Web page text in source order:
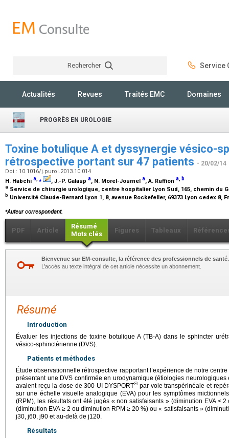
Rechercher Service
Actualités Revues Traités EMC Domaines
PROGRÈS EN UROLOGIE
Toxine botulique A et dyssynergie vésico-
rétrospective portant sur 47 patients - 20/02/14
Doi : 10.1016/j.purol.2013.10.014
H. Habchi a,⁎ , J.-P. Galaup a, N. Morel-Journel a, A. Ruffion a, b
a Service de chirurgie urologique, centre hospitalier Lyon Sud, 165, chemin du
b Université Claude-Bernard Lyon 1, 8, avenue Rockefeller, 69373 Lyon cedex 8,
⁎Auteur correspondant.
PDF Article
Résumé
Mots clés
Figures Tableaux
Bienvenue sur EM-consulte, la référence des professionnels de santé.
L’accès au texte intégral de cet article nécessite un abonnement.
Résumé
Introduction
Évaluer les injections de toxine botulique A (TB-A) dans le sphincter
vésico-sphinctérienne (DVS).
Patients et méthodes
Étude observationnelle rétrospective rapportant l’expérience de notre
présentant une DVS confirmée en urodynamique (étiologies
avaient reçu la dose de 300 UI DYSPORT®par voie transpérinéale et
sur une échelle visuelle analogique (EVA) pour les symptômes
(RPM), les résultats ont été jugés « non satisfaisants » (diminution EVA < 2
(diminution EVA ≥ 2 ou diminution RPM ≥ 20 %) ou « satisfaisants »
j30, j60, j90 et au-delà de j120.
Résultats